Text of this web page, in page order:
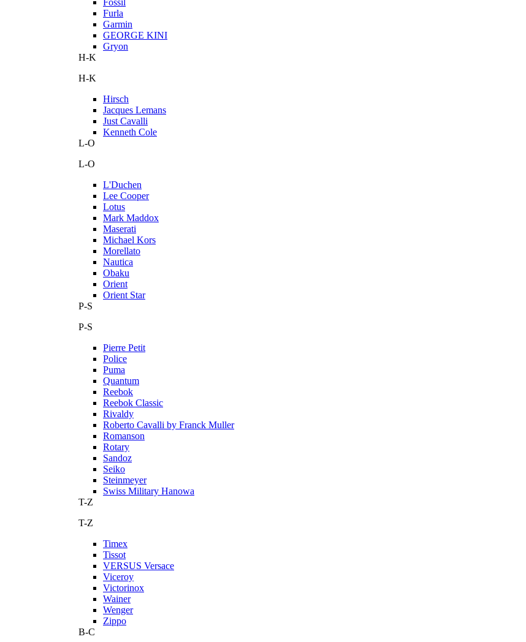
Fossil
Furla
Garmin
GEORGE KINI
Gryon
H-K
H-K
Hirsch
Jacques Lemans
Just Cavalli
Kenneth Cole
L-O
L-O
L'Duchen
Lee Cooper
Lotus
Mark Maddox
Maserati
Michael Kors
Morellato
Nautica
Obaku
Orient
Orient Star
P-S
P-S
Pierre Petit
Police
Puma
Quantum
Reebok
Reebok Classic
Rivaldy
Roberto Cavalli by Franck Muller
Romanson
Rotary
Sandoz
Seiko
Steinmeyer
Swiss Military Hanowa
T-Z
T-Z
Timex
Tissot
VERSUS Versace
Viceroy
Victorinox
Wainer
Wenger
Zippo
В-С